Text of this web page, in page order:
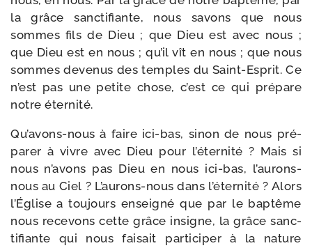
la grâce sanc­ti­fiante, nous savons que nous
sommes fils de Dieu ; que Dieu est avec nous ;
que Dieu est en nous ; qu’il vît en nous ; que nous
sommes deve­nus des temples du Saint-​Esprit. Ce
n’est pas une petite chose, c’est ce qui pré­pare
notre éternité.
Qu’avons-nous à faire ici-​bas, sinon de nous pré­
pa­rer à vivre avec Dieu pour l’éternité ? Mais si
nous n’avons pas Dieu en nous ici-​bas, l’aurons-
nous au Ciel ? L’aurons-nous dans l’éternité ? Alors
l’Église a tou­jours ensei­gné que par le bap­tême
nous rece­vons cette grâce insigne, la grâce sanc­
ti­fiante qui nous fai­sait par­ti­ci­per à la nature